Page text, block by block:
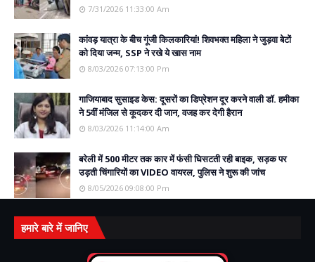
7/31/2026 11:33:00 Am
कांवड़ यात्रा के बीच गूंजी किलकारियां! शिवभक्त महिला ने जुड़वा बेटों
को दिया जन्म, SSP ने रखे ये खास नाम
8/03/2026 07:13:00 Pm
गाजियाबाद सुसाइड केस: दूसरों का डिप्रेशन दूर करने वाली डॉ. हमीका
ने 5वीं मंजिल से कूदकर दी जान, वजह कर देगी हैरान
8/03/2026 11:14:00 Am
बरेली में 500 मीटर तक कार में फंसी घिसटती रही बाइक, सड़क पर
उड़ती चिंगारियों का VIDEO वायरल, पुलिस ने शुरू की जांच
8/05/2026 09:08:00 Pm
हमारे बारे में जानिए